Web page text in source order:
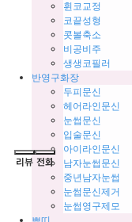
휜코교정
코끝성형
콧볼축소
비공비주
생생코필러
반영구화장
두피문신
헤어라인문신
눈썹문신
입술문신
아이라인문신
남자눈썹문신
중년남자눈썹
눈썹문신제거
눈썹영구제모